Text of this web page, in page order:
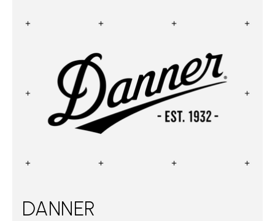
DANNER